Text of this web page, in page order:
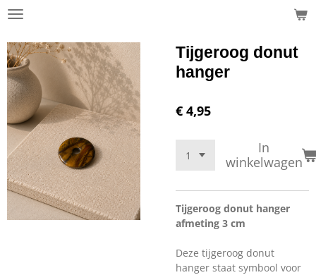
Ga
naar
de
hoofdinhoud
Tijgeroog donut
hanger
€ 4,95
In
winkelwagen
Tijgeroog donut hanger
afmeting 3 cm
Deze tijgeroog donut
hanger staat symbool voor